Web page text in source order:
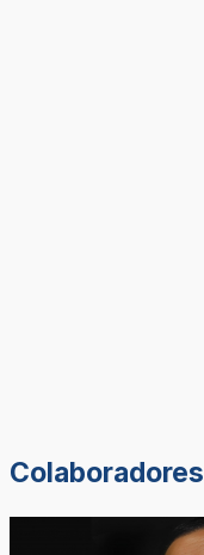
Colaboradores